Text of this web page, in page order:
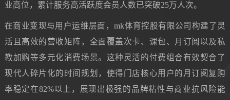
业高位，累计服务高活跃度会员人数已突破25万人次。
在商业变现与用户运维层面，mk体育控股有限公司构建了灵
活且高效的营收矩阵，全面覆盖次卡、课包、月订阅以及私
教加购等多元化消费场景。这种灵活的付费组合有效契合了
现代人碎片化的时间规划，使得门店核心用户的月订阅复购
率稳定在82%以上，展现出极强的品牌粘性与商业抗风险能